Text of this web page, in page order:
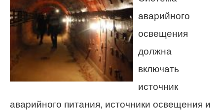
аварийного
освещения
должна
включать
источник
аварийного питания, источники освещения и